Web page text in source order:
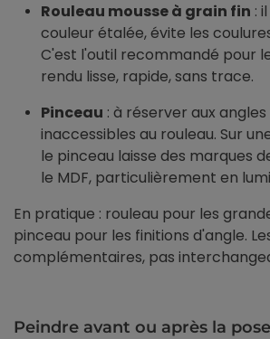
Rouleau mousse à grain fin :
couleur étalée, évite les
C'est l'outil recommandé pour
rendu lisse, rapide, sans trace.
Pinceau : à réserver aux
inaccessibles au rouleau. Sur
le pinceau laisse des marques
le MDF, particulièrement en
En pratique : rouleau pour les
pinceau pour les finitions d'angle.
complémentaires, pas
Peindre avant ou après la